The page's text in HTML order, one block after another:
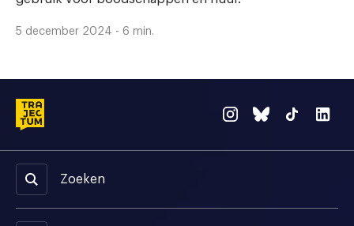
5 december 2024 - 6 min.
Zoeken